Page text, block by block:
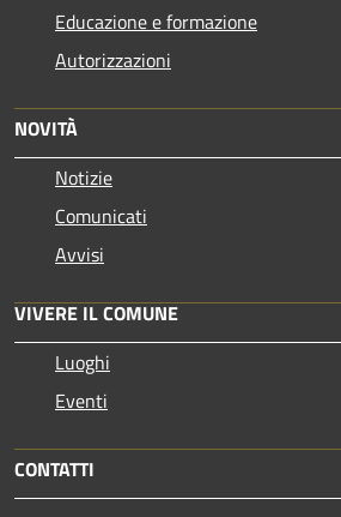
Educazione e formazione
Autorizzazioni
NOVITÀ
Notizie
Comunicati
Avvisi
VIVERE IL COMUNE
Luoghi
Eventi
CONTATTI